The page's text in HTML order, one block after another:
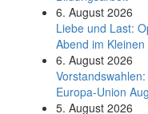
6. August 2026
Liebe und Last:
Abend im
6. August 2026
Europa-Union
5. August 2026